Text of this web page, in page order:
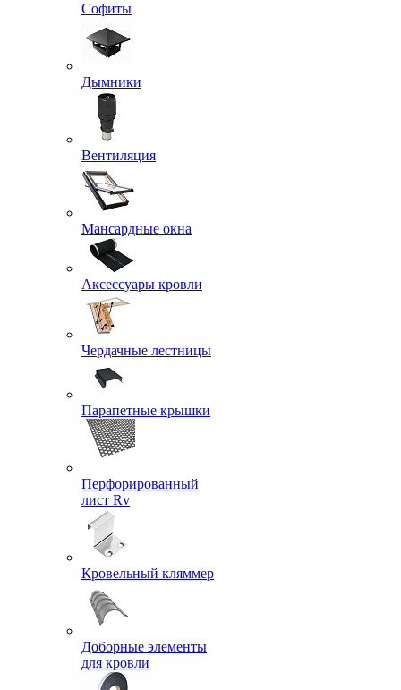
Софиты
Дымники
Вентиляция
Мансардные окна
Аксессуары кровли
Чердачные лестницы
Парапетные крышки
Перфорированный
лист Rv
Кровельный кляммер
Доборные элементы
для кровли